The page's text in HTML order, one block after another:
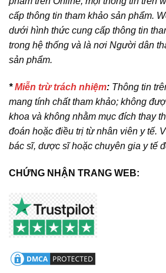
cấp thông tin tham khảo sản phẩm.
dưới hình thức cung cấp thông tin
trong hệ thống và là nơi Người dân
sản phẩm.
*Miễn trừ trách nhiệm: Thông tin
mang tính chất tham khảo; không
khoa và không nhằm mục đích thay
đoán hoặc điều trị từ nhân viên y tế.
bác sĩ, dược sĩ hoặc chuyên gia y tế
CHỨNG NHẬN TRANG WEB: